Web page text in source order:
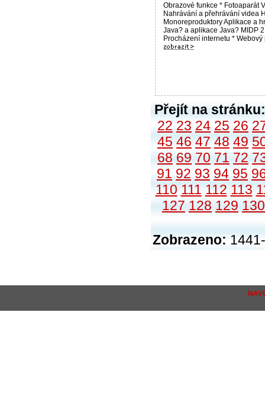
Obrazové funkce * Fotoaparát
Nahrávání a přehrávání videa
Monoreproduktory Aplikace a
Java? a aplikace Java? MIDP
Procházení internetu * Webový
Přejít na stránku:
22 23 24 25 26
45 46 47 48 49
68 69 70 71 72
91 92 93 94 95
110 111 112 113
127 128 129 130
Zobrazeno: